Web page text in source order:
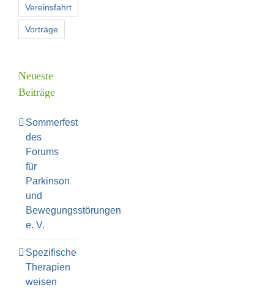
Vereinsfahrt
Vorträge
Neueste
Beiträge
Sommerfest
des
Forums
für
Parkinson
und
Bewegungsstörungen
e. V.
Spezifische
Therapien
weisen